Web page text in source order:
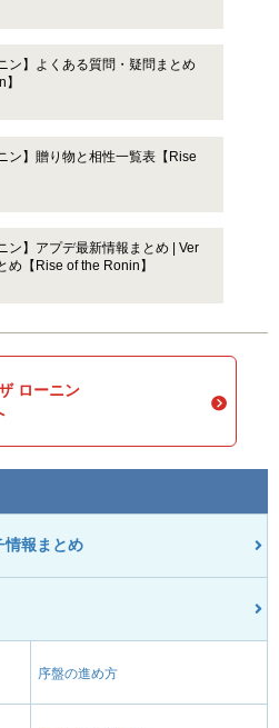
ン】よくある質問・疑問まとめ
ン】贈り物と相性一覧表【Rise
ン】アプデ最新情報まとめ | Ver
め【Rise of the Ronin】
ローニン
情報まとめ
序盤の進め方